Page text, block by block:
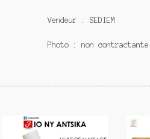
Vendeur : SEDIEM
Photo : non contractante.